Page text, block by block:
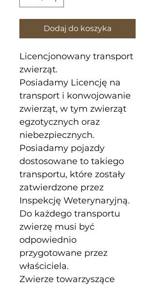
Dodaj do koszyka
Licencjonowany transport
zwierząt.
Posiadamy Licencję na
transport i konwojowanie
zwierząt, w tym zwierząt
egzotycznych oraz
niebezpiecznych.
Posiadamy pojazdy
dostosowane to takiego
transportu, które zostały
zatwierdzone przez
Inspekcję Weterynaryjną.
Do każdego transportu
zwierzę musi być
odpowiednio
przygotowane przez
właściciela.
Zwierze towarzyszące